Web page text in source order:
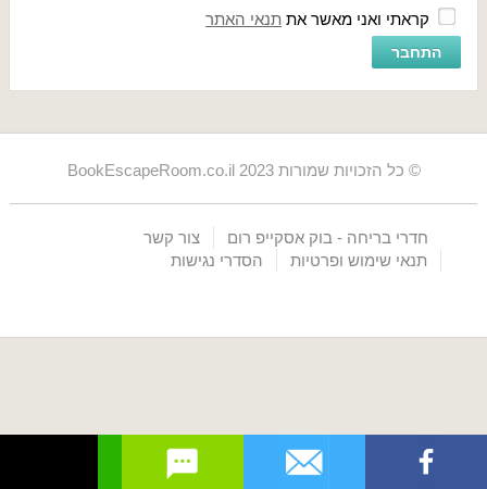
קראתי ואני מאשר את תנאי האתר
© כל הזכויות שמורות BookEscapeRoom.co.il 2023
חדרי בריחה - בוק אסקייפ רום
צור קשר
תנאי שימוש ופרטיות
הסדרי נגישות